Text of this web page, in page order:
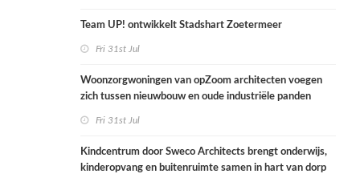
Team UP! ontwikkelt Stadshart Zoetermeer
Fri 31st Jul
Woonzorgwoningen van opZoom architecten voegen
zich tussen nieuwbouw en oude industriële panden
Fri 31st Jul
Kindcentrum door Sweco Architects brengt onderwijs,
kinderopvang en buitenruimte samen in hart van dorp